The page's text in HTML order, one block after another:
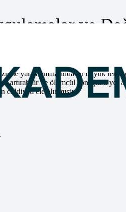
ve
veya sıkışma sonucu meydana gelir.
yaralanmalarında en büyük
artırabilir ve ölümcül sonuçlara yol
ciddiyeti ele alınmıştır.